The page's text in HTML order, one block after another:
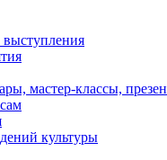
мастер-классы,
культуры